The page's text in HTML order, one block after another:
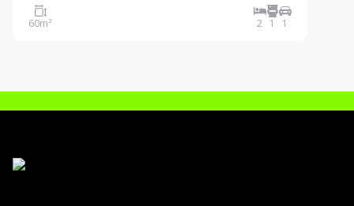
Banheiro Vaga de garagem Elevador 60m² Agende
uma visita e venha conhecer seu novo lar!
60m² 2 1 1